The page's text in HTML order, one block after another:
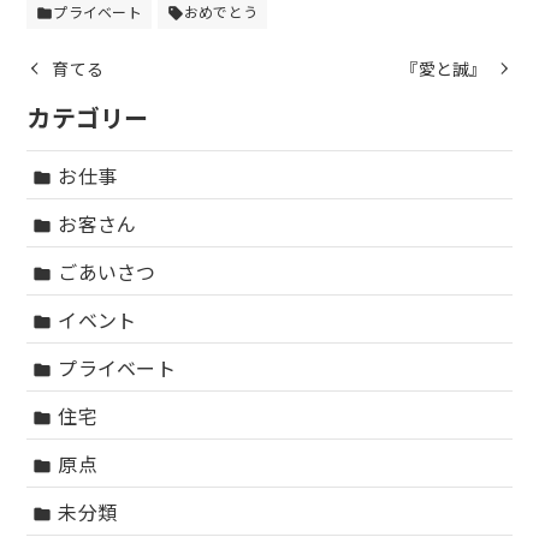
folderプライベート sellおめでとう
育てる 『愛と誠』
カテゴリー
folder お仕事
folder お客さん
folder ごあいさつ
folder イベント
folder プライベート
folder 住宅
folder 原点
folder 未分類